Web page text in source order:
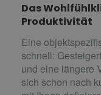
Das
Produktivität
Eine
schnell:
und eine längere
sich schon nach